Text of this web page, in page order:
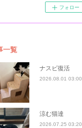
フォロー
一覧
ナスビ復活
2026.08.01 03:00
涼む猫達
2026.07.25 03:20